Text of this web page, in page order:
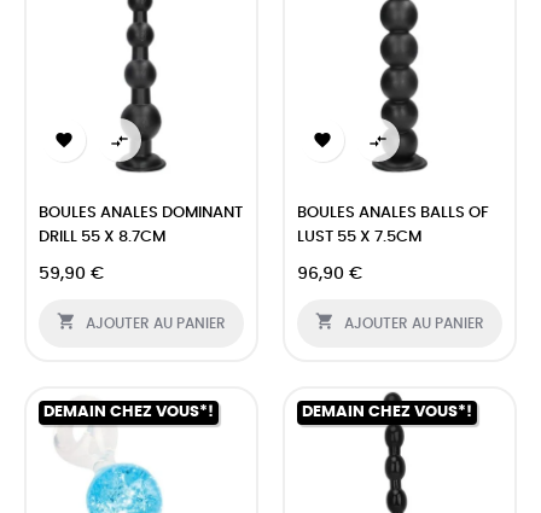
 
BOULES ANALES DOMINANT
DRILL 55 X 8.7CM
59,90 €
 AJOUTER AU PANIER
 
BOULES ANALES BALLS OF
LUST 55 X 7.5CM
96,90 €
 AJOUTER AU PANIER
DEMAIN CHEZ VOUS*! DEMAIN CHEZ VOUS*!